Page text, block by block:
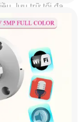
lưu trữ tối đa
biệt người,